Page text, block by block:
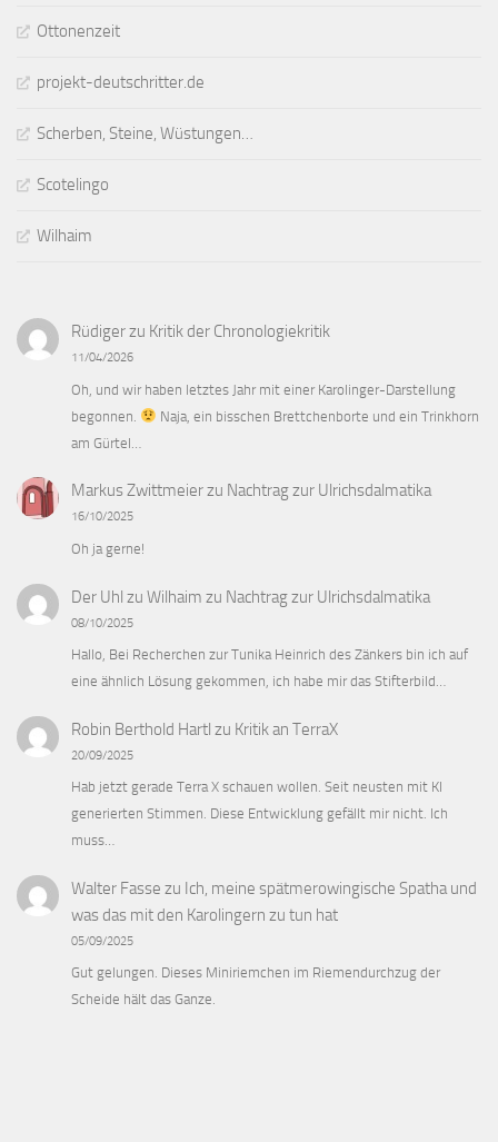
Ottonenzeit
projekt-deutschritter.de
Scherben, Steine, Wüstungen…
Scotelingo
Wilhaim
Rüdigerzu Kritik der Chronologiekritik
11/04/2026
Oh, und wir haben letztes Jahr mit einer Karolinger-Darstellung
begonnen.
Naja, ein bisschen Brettchenborte und ein Trinkhorn
am Gürtel…
Markus Zwittmeierzu Nachtrag zur Ulrichsdalmatika
16/10/2025
Oh ja gerne!
Der Uhl zu Wilhaim zu Nachtrag zur Ulrichsdalmatika
08/10/2025
Hallo, Bei Recherchen zur Tunika Heinrich des Zänkers bin ich auf
eine ähnlich Lösung gekommen, ich habe mir das Stifterbild…
Robin Berthold Hartl zu Kritik an TerraX
20/09/2025
Hab jetzt gerade Terra X schauen wollen. Seit neusten mit KI
generierten Stimmen. Diese Entwicklung gefällt mir nicht. Ich
muss…
Walter Fasse zu Ich, meine spätmerowingische Spatha und
was das mit den Karolingern zu tun hat
05/09/2025
Gut gelungen. Dieses Miniriemchen im Riemendurchzug der
Scheide hält das Ganze.